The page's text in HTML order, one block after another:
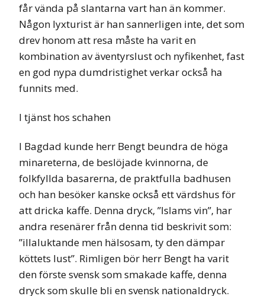
får vända på slantarna vart han än kommer.
Någon lyxturist är han sannerligen inte, det som
drev honom att resa måste ha varit en
kombination av äventyrslust och nyfikenhet, fast
en god nypa dumdristighet verkar också ha
funnits med.
I tjänst hos schahen
I Bagdad kunde herr Bengt beundra de höga
minareterna, de beslöjade kvinnorna, de
folkfyllda basarerna, de praktfulla badhusen
och han besöker kanske också ett värdshus för
att dricka kaffe. Denna dryck, ”Islams vin”, har
andra resenärer från denna tid beskrivit som:
”illaluktande men hälsosam, ty den dämpar
köttets lust”. Rimligen bör herr Bengt ha varit
den förste svensk som smakade kaffe, denna
dryck som skulle bli en svensk nationaldryck.